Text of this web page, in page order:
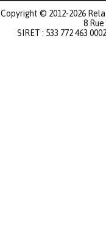
Copyright © 2012-2026
8
SIRET : 533 772 463